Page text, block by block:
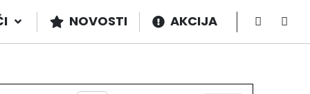
NOVOSTI AKCIJA